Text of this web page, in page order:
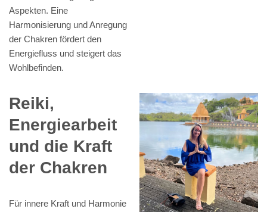
Aspekten. Eine
Harmonisierung und Anregung
der Chakren fördert den
Energiefluss und steigert das
Wohlbefinden.
Reiki,
Energiearbeit
und die Kraft
der Chakren
Für innere Kraft und Harmonie